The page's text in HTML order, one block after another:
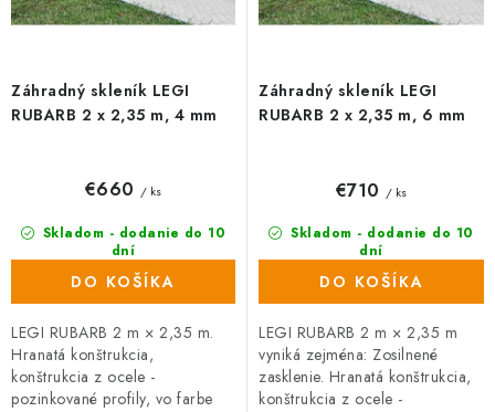
k
o
v
d
k
t
Záhradný skleník LEGI
RUBARB 2 x 2,35 m, 4 mm
Skladom - dodanie do 10
dní
(27 ks)
€660 / ks
DO KOŠÍKA
LEGI RUBARB 2 m × 2,35 m.
Hranatá konštrukcia,
konštrukcia z ocele -
pozinkované profily, vo farbe
Záhradný skleník LEGI
RUBARB 2 x 2,35 m, 6 mm
Skladom - dodanie do 10
dní
(17 ks)
€710 / ks
DO KOŠÍKA
LEGI RUBARB 2 m × 2,35 m
vyniká zejména: Zosilnené
zasklenie. Hranatá konštrukcia,
konštrukcia z ocele -